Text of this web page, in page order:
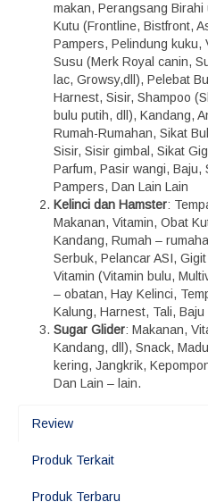
makan, Perangsang
Kutu (Frontline, Bistfront,
Pampers, Pelindung kuku,
Susu (Merk Royal canin,
lac, Growsy,dll), Pelebat
Harnest, Sisir, Shampoo
bulu putih, dll), Kandang,
Rumah-Rumahan, Sikat
Sisir, Sisir gimbal, Sikat
Parfum, Pasir wangi, Baju,
Pampers, Dan Lain Lain
Kelinci dan Hamster:
Makanan, Vitamin, Obat
Kandang, Rumah –
Serbuk, Pelancar ASI,
Vitamin (Vitamin bulu,
– obatan, Hay Kelinci,
Kalung, Harnest, Tali,
Sugar Glider: Makanan,
Kandang, dll), Snack,
kering, Jangkrik,
Dan Lain – lain.
Review
Produk Terkait
Produk Terbaru